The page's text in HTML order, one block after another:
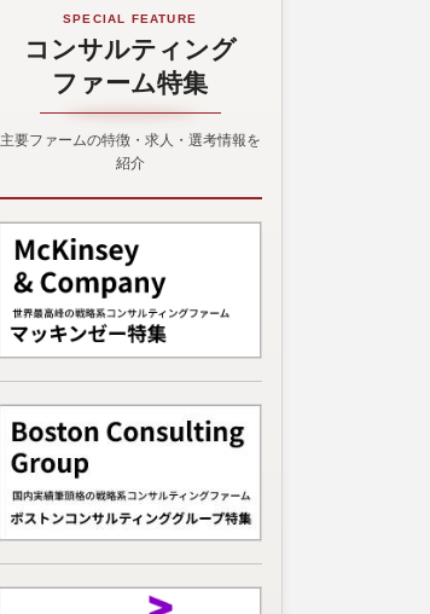
SPECIAL FEATURE
コンサルティング
ファーム特集
主要ファームの特徴・求人・選考情報を
紹介